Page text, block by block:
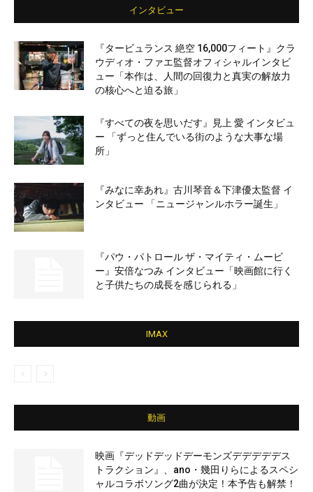
インタビュー
『タービュランス 絶空 16,000フィート』クラ
ウディオ・ファエ監督オフィシャルインタビ
ュー「本作は、人間の回復力と真実の解放力
の核心へと迫る旅」
『すべての夜を思いだす』見上 愛 インタビュ
ー 「ずっと住んでいる街のような大事な場
所」
『みなに幸あれ』古川琴音＆下津優太監督 イ
ンタビュー 「ニュージャンルホラー誕生」
『パウ・パトロール ザ・マイティ・ムービ
ー』安倍なつみ インタビュー「映画館に行く
と子供たちの成長を感じられる」
IMAX
動画
映画『デッドデッドデーモンズデデデデデス
トラクション』、ano・幾田りらによるスペシ
ャルコラボソング2曲が決定！本予告も解禁！